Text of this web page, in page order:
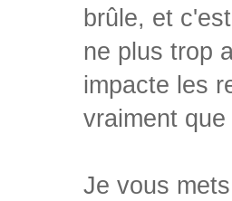
brûle, et
ne plus trop
impacte les
vraiment
Je vous